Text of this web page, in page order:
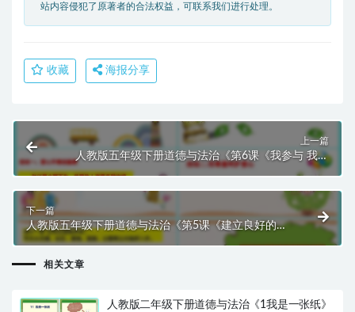
站内容侵犯了原著者的合法权益，可联系我们进行处理。
收藏 海报分享
上一篇
人教版五年级下册道德与法治《第6课《我参与 我奉
献》第一课时》课件PPT模板
下一篇
人教版五年级下册道德与法治《第5课《建立良好的公
共秩序》第一课时》课件PPT模板
相关文章
人教版二年级下册道德与法治《1我是一张纸》